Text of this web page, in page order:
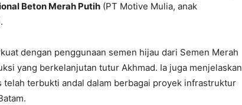
Beton Merah Putih (PT Motive Mulia, anak
dengan penggunaan semen hijau dari Semen Merah
yang berkelanjutan tutur Akhmad. Ia juga menjelaskan
terbukti andal dalam berbagai proyek infrastruktur